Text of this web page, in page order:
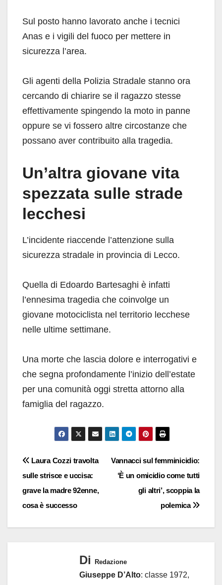
Sul posto hanno lavorato anche i tecnici
Anas e i vigili del fuoco per mettere in
sicurezza l’area.
Gli agenti della Polizia Stradale stanno ora
cercando di chiarire se il ragazzo stesse
effettivamente spingendo la moto in panne
oppure se vi fossero altre circostanze che
possano aver contribuito alla tragedia.
Un’altra giovane vita
spezzata sulle strade
lecchesi
L’incidente riaccende l’attenzione sulla
sicurezza stradale in provincia di Lecco.
Quella di Edoardo Bartesaghi è infatti
l’ennesima tragedia che coinvolge un
giovane motociclista nel territorio lecchese
nelle ultime settimane.
Una morte che lascia dolore e interrogativi e
che segna profondamente l’inizio dell’estate
per una comunità oggi stretta attorno alla
famiglia del ragazzo.
Navigazione
articoli
Vannacci sul femminicidio:
‘È un omicidio come tutti
gli altri’, scoppia la
polemica
Laura Cozzi travolta
sulle strisce e uccisa:
grave la madre 92enne,
cosa è successo
Di Redazione
Giuseppe D’Alto: classe 1972,